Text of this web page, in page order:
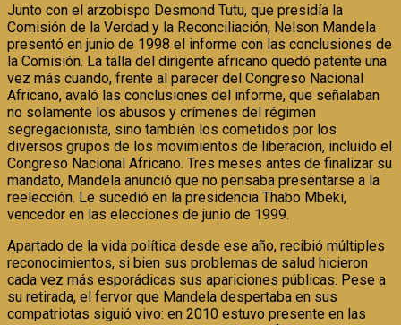
Junto con el arzobispo Desmond Tutu, que presidía la
Comisión de la Verdad y la Reconciliación, Nelson Mandela
presentó en junio de 1998 el informe con las conclusiones de
la Comisión. La talla del dirigente africano quedó patente una
vez más cuando, frente al parecer del Congreso Nacional
Africano, avaló las conclusiones del informe, que señalaban
no solamente los abusos y crímenes del régimen
segregacionista, sino también los cometidos por los
diversos grupos de los movimientos de liberación, incluido el
Congreso Nacional Africano. Tres meses antes de finalizar su
mandato, Mandela anunció que no pensaba presentarse a la
reelección. Le sucedió en la presidencia Thabo Mbeki,
vencedor en las elecciones de junio de 1999.
Apartado de la vida política desde ese año, recibió múltiples
reconocimientos, si bien sus problemas de salud hicieron
cada vez más esporádicas sus apariciones públicas. Pese a
su retirada, el fervor que Mandela despertaba en sus
compatriotas siguió vivo: en 2010 estuvo presente en las